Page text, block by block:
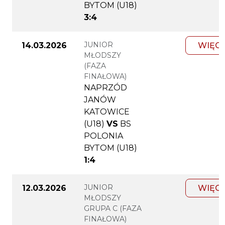
BYTOM (U18)
3:4
14.03.2026
JUNIOR
MŁODSZY
(FAZA
FINAŁOWA)
NAPRZÓD
JANÓW
KATOWICE
(U18) VS BS
POLONIA
BYTOM (U18)
1:4
12.03.2026
JUNIOR
MŁODSZY
GRUPA C (FAZA
FINAŁOWA)